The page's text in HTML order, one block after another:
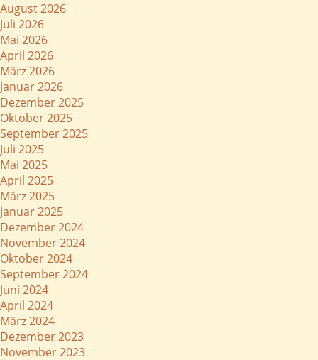
August 2026
Juli 2026
Mai 2026
April 2026
März 2026
Januar 2026
Dezember 2025
Oktober 2025
September 2025
Juli 2025
Mai 2025
April 2025
März 2025
Januar 2025
Dezember 2024
November 2024
Oktober 2024
September 2024
Juni 2024
April 2024
März 2024
Dezember 2023
November 2023